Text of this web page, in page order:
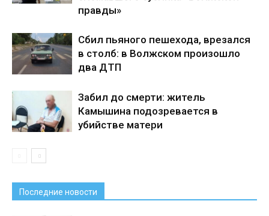
правды»
Сбил пьяного пешехода, врезался
в столб: в Волжском произошло
два ДТП
Забил до смерти: житель
Камышина подозревается в
убийстве матери
Последние новости